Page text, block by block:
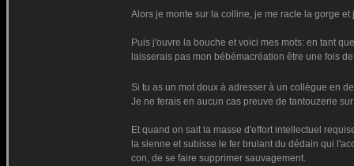
Alors je monte sur la colline, je me racle la gorge et
Puis j'ouvre la bouche et voici mes mots: en tant
laisserais pas mon bébémacréation être une fois
Si tu as un mot doux à adresser à un collègue en
Je ne ferais en aucun cas preuve de tantouzerie
Et quand on sait la masse d'effort intellectuel
la sienne et subisse le fer brulant du dédain qui
con, de se faire supprimer sauvagement.